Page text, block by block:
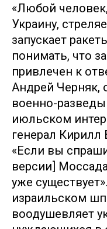
«Любой
Украину,
запускает
понимать, что
привлечен к
Андрей Черняк,
военно-
июльском
генерал
«Если вы
версии]
уже
израильском
воодушевляет